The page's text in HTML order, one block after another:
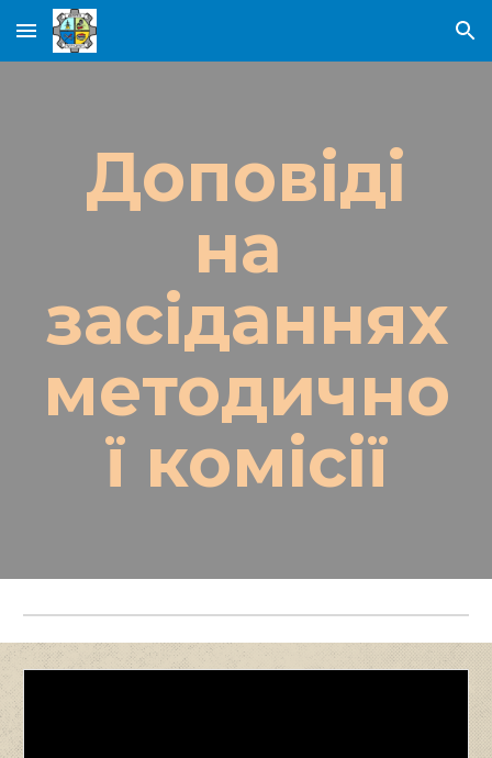
Skip to main content Skip to navigation
Доповіді
на
засіданнях
методично
ї комісії